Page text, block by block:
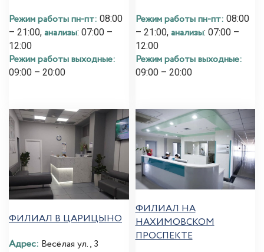
Режим работы пн-пт: 08:00
– 21:00, анализы: 07:00 –
12:00
Режим работы выходные:
09:00 – 20:00
Режим работы пн-пт: 08:00
– 21:00, анализы: 07:00 –
12:00
Режим работы выходные:
09:00 – 20:00
ФИЛИАЛ В ЦАРИЦЫНО
Адрес: Весёлая ул., 3
ФИЛИАЛ НА
НАХИМОВСКОМ
ПРОСПЕКТЕ